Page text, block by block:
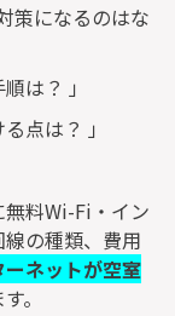
策になるのはな
は？ 」
点は？ 」
料Wi-Fi・イン
の種類、費用
ーネットが空室
。